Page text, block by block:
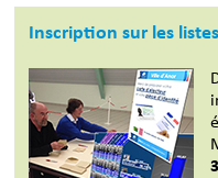
Inscription sur les